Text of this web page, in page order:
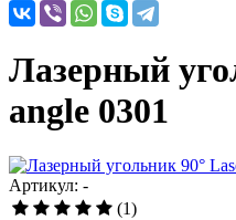
Лазерный
angle 0301
Артикул: -
(1)